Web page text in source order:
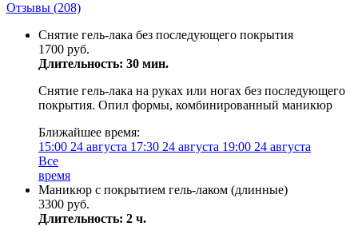
Отзывы (208)
Снятие гель-лака без последующего покрытия
1700 руб.
Длительность: 30 мин.
Снятие гель-лака на руках или ногах без последующего
покрытия. Опил формы, комбинированный маникюр
Ближайшее время:
15:00 24 августа 17:30 24 августа 19:00 24 августа
Все
время
Маникюр с покрытием гель-лаком (длинные)
3300 руб.
Длительность: 2 ч.